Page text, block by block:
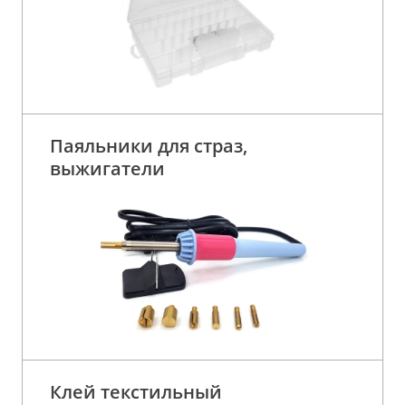
Паяльники для страз,
выжигатели
Клей текстильный